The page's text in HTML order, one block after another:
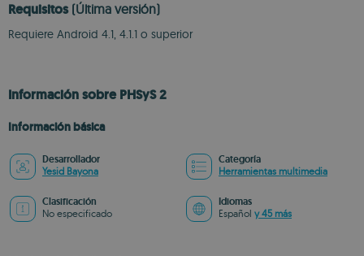
Requisitos (Última versión)
Requiere Android 4.1, 4.1.1 o superior
Información sobre PHSyS 2
Información básica
Desarrollador
Yesid Bayona
Categoría
Herramientas multimedia
Clasificación
No especificado
Idiomas
Español y 45 más